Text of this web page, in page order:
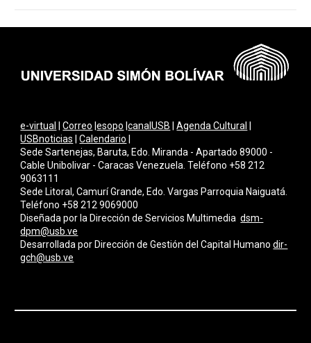
e-virtual |Correo |esopo |canalUSB |Agenda Cultural
USBnoticias |Calendario
Sede Sartenejas, Baruta, Edo. Miranda - Apartado 89000 -
Cable Unibolivar - Caracas Venezuela. Teléfono +58 212
9063111
Sede Litoral, Camurí Grande, Edo. Vargas Parroquia Naiguatá.
Teléfono +58 212 9069000
Diseñada por la Dirección de Servicios Multimediadsm-
dpm@usb.ve
Desarrollada por Dirección de Gestión del Capital Humano dir-
gch@usb.ve